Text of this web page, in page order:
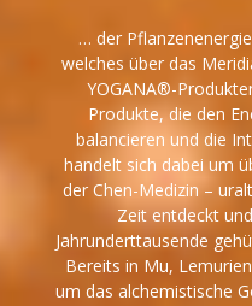
… der
welches über das
YOGANA®-
Produkte, die den
balancieren und die
handelt sich dabei um
der Chen-Medizin –
Zeit entdeckt
Jahrunderttausende
Bereits in Mu,
um das alchemistische